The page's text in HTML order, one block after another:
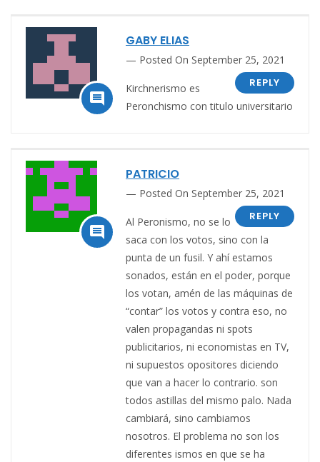

GABY ELIAS
Posted On September 25, 2021
REPLY
Kirchnerismo es
Peronchismo con titulo universitario

PATRICIO
Posted On September 25, 2021
REPLY
Al Peronismo, no se lo
saca con los votos, sino con la
punta de un fusil. Y ahí estamos
sonados, están en el poder, porque
los votan, amén de las máquinas de
“contar” los votos y contra eso, no
valen propagandas ni spots
publicitarios, ni economistas en TV,
ni supuestos opositores diciendo
que van a hacer lo contrario. son
todos astillas del mismo palo. Nada
cambiará, sino cambiamos
nosotros. El problema no son los
diferentes ismos en que se ha